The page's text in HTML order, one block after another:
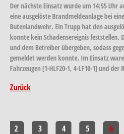
Der nächste Einsatz wurde um 14:55 Uhr
eine ausgelöste Brandmeldeanlage bei
Butenlandwehr. Ein Trupp hat den
konnte kein Schadensereignis feststellen.
und dem Betreiber übergeben, sodass
gemeldet werden konnte. Im Einsatz
Fahrzeugen [1-HLF20-1, 4-LF10-1] und der
Zurück
2 3 4 5 6